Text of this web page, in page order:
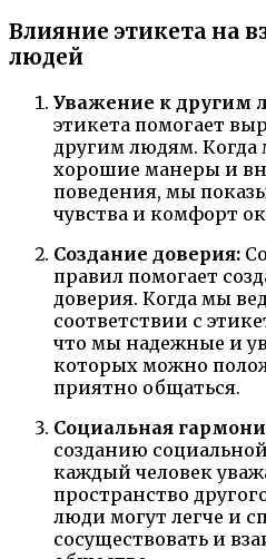
Влияние этикета на
людей
Уважение к другим
этикета помогает
другим людям.
хорошие манеры и
поведения, мы
чувства и комфорт
Создание доверия:
правил помогает
доверия. Когда мы
соответствии с
что мы надежные и
которых можно
приятно общаться.
Социальная
созданию
каждый человек
пространство
люди могут легче и
сосуществовать и